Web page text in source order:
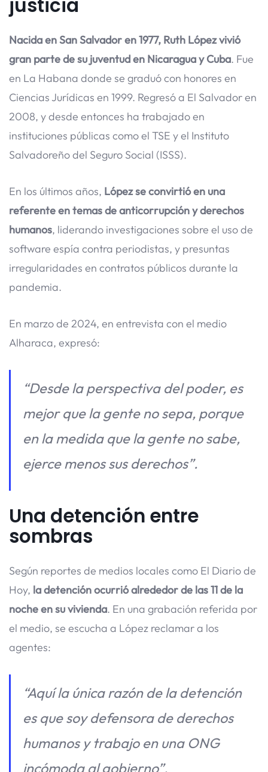
justicia
Nacida en San Salvador en 1977, Ruth López vivió
gran parte de su juventud en Nicaragua y Cuba. Fue
en La Habana donde se graduó con honores en
Ciencias Jurídicas en 1999. Regresó a El Salvador en
2008, y desde entonces ha trabajado en
instituciones públicas como el TSE y el Instituto
Salvadoreño del Seguro Social (ISSS).
En los últimos años, López se convirtió en una
referente en temas de anticorrupción y derechos
humanos, liderando investigaciones sobre el uso de
software espía contra periodistas, y presuntas
irregularidades en contratos públicos durante la
pandemia.
En marzo de 2024, en entrevista con el medio
Alharaca, expresó:
“Desde la perspectiva del poder, es
mejor que la gente no sepa, porque
en la medida que la gente no sabe,
ejerce menos sus derechos”.
Una detención entre
sombras
Según reportes de medios locales como El Diario de
Hoy, la detención ocurrió alrededor de las 11 de la
noche en su vivienda. En una grabación referida por
el medio, se escucha a López reclamar a los
agentes:
“Aquí la única razón de la detención
es que soy defensora de derechos
humanos y trabajo en una ONG
incómoda al gobierno”.